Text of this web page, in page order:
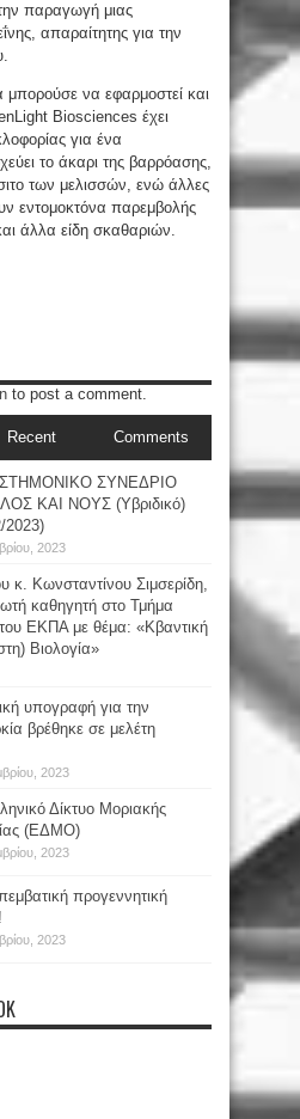
την παραγωγή μιας
απαραίτητης για την
μπορούσε να εφαρμοστεί και
Biosciences έχει
για ένα
τo άκαρι της βαρρόασης,
των μελισσών, ενώ άλλες
εντομοκτόνα παρεμβολής
άλλα είδη σκαθαριών.
to post a comment.
Recent Comments
ΣΥΝΕΔΡΙΟ
ΚΑΙ ΝΟΥΣ (Υβριδικό)
2023)
2023
κ. Κωνσταντίνου Σιμσερίδη,
καθηγητή στο Τμήμα
ΕΚΠΑ με θέμα: «Κβαντική
Βιολογία»
υπογραφή για την
βρέθηκε σε μελέτη
2023
Δίκτυο Μοριακής
(ΕΔΜΟ)
2023
προγεννητική
2023